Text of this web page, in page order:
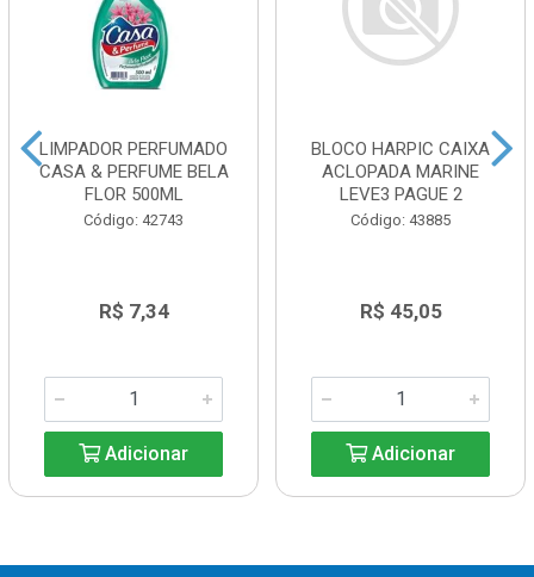
LIMPADOR PERFUMADO
CASA & PERFUME BELA
FLOR 500ML
Código: 42743
R$ 7,34
Adicionar
BLOCO HARPIC CAIXA
ACLOPADA MARINE
LEVE3 PAGUE 2
Código: 43885
R$ 45,05
Adicionar